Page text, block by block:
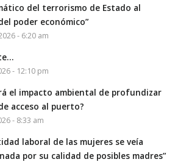
del terrorismo de Estado al
poder económico”
- 6:20 am
- 12:10 pm
el impacto ambiental de profundizar
acceso al puerto?
- 8:33 am
laboral de las mujeres se veía
por su calidad de posibles madres”